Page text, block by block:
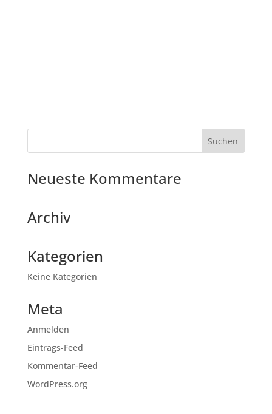
Neueste Kommentare
Archiv
Kategorien
Keine Kategorien
Meta
Anmelden
Eintrags-Feed
Kommentar-Feed
WordPress.org